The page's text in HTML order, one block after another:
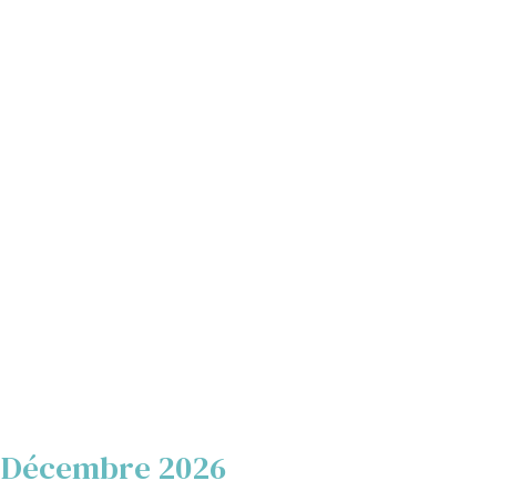
Décembre 2026